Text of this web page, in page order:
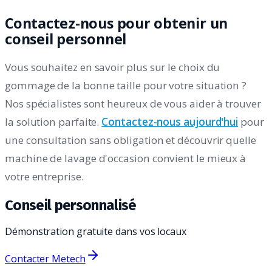
Contactez-nous pour obtenir un
conseil personnel
Vous souhaitez en savoir plus sur le choix du
gommage de la bonne taille pour votre situation ?
Nos spécialistes sont heureux de vous aider à trouver
la solution parfaite. Contactez-nous aujourd'hui pour
une consultation sans obligation et découvrir quelle
machine de lavage d'occasion convient le mieux à
votre entreprise.
Conseil personnalisé
Démonstration gratuite dans vos locaux
Contacter Metech